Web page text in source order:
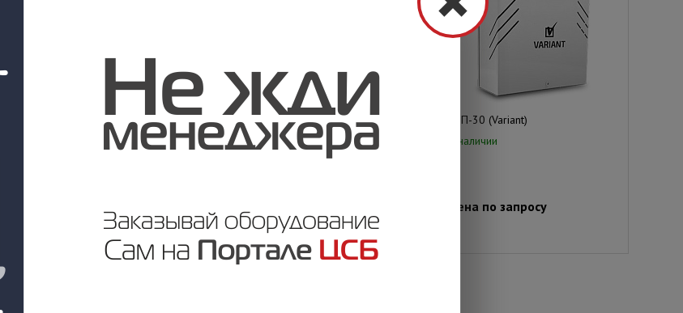
ББП-20 (Variant)
ББП-50 (Variant)
В наличии
ББП-30 (Variant)
В наличии
Цена по запросу